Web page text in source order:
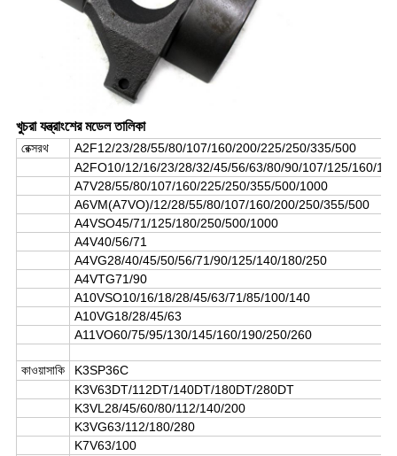
খুচরা যন্ত্রাংশের মডেল তালিকা
রেক্সরথ
A2F12/23/28/55/80/107/160/200/225/250/335/500
A2FO10/12/16/23/28/32/45/56/63/80/90/107/125/160/
A7V28/55/80/107/160/225/250/355/500/1000
A6VM(A7VO)/12/28/55/80/107/160/200/250/355/500
A4VSO45/71/125/180/250/500/1000
A4V40/56/71
A4VG28/40/45/50/56/71/90/125/140/180/250
A4VTG71/90
A10VSO10/16/18/28/45/63/71/85/100/140
A10VG18/28/45/63
A11VO60/75/95/130/145/160/190/250/260
কাওয়াসাকি
K3SP36C
K3V63DT/112DT/140DT/180DT/280DT
K3VL28/45/60/80/112/140/200
K3VG63/112/180/280
K7V63/100